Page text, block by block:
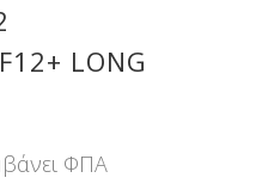
LONG
ΦΠΑ